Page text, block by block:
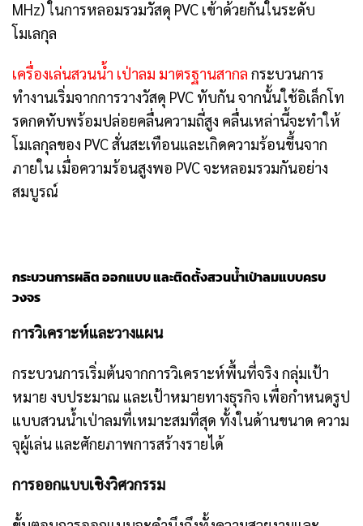
MHz) ในการหลอมรวมวัสดุ PVC เข้าด้วยกันในระดับ
โมเลกุล
เครื่องเล่นสวนน้ำ เป่าลม มาตรฐานสากล กระบวนการ
ทำงานเริ่มจากการวางวัสดุ PVC ทับกัน จากนั้นใช้อิเล็กโท
รดกดทับพร้อมปล่อยคลื่นความถี่สูง คลื่นเหล่านี้จะทำให้
โมเลกุลของ PVC สั่นสะเทือนและเกิดความร้อนขึ้นจาก
ภายใน เมื่อความร้อนสูงพอ PVC จะหลอมรวมกันอย่าง
สมบูรณ์
กระบวนการผลิต ออกแบบ และติดตั้งสวนน้ำเป่าลมแบบครบ
วงจร
การวิเคราะห์และวางแผน
กระบวนการเริ่มต้นจากการวิเคราะห์พื้นที่จริง กลุ่มเป้า
หมาย งบประมาณ และเป้าหมายทางธุรกิจ เพื่อกำหนดรูป
แบบสวนน้ำเป่าลมที่เหมาะสมที่สุด ทั้งในด้านขนาด ความ
จุผู้เล่น และศักยภาพการสร้างรายได้
การออกแบบเชิงวิศวกรรม